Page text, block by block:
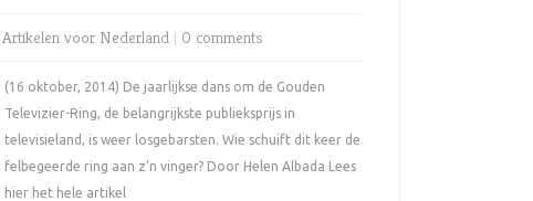
Artikelen voor Nederland | 0 comments
(16 oktober, 2014) De jaarlijkse dans om de Gouden
Televizier-Ring, de belangrijkste publieksprijs in
televisieland, is weer losgebarsten. Wie schuift dit keer de
felbegeerde ring aan z’n vinger? Door Helen Albada Lees
hier het hele artikel